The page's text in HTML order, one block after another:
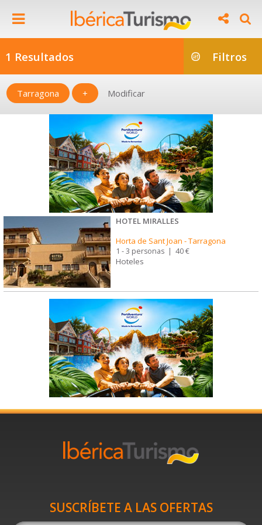
1 Resultados Filtros
Tarragona + Modificar
HOTEL MIRALLES
Horta de Sant Joan -Tarragona
1 - 3 personas | 40 €
Hoteles
SUSCRÍBETE A LAS OFERTAS